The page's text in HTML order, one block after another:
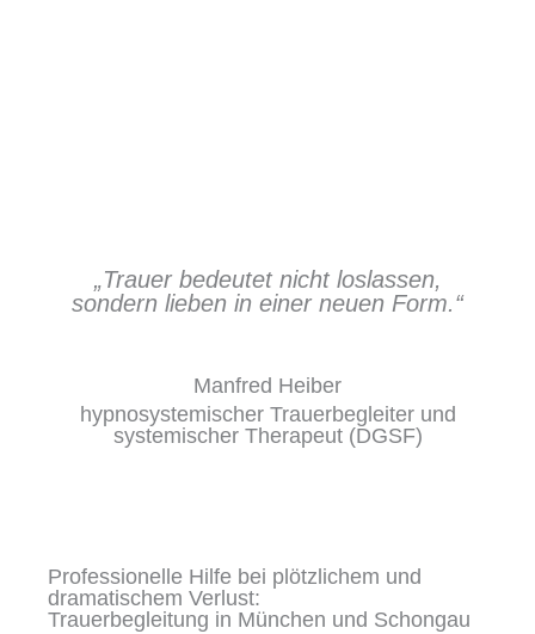
„Trauer bedeutet nicht loslassen,
sondern lieben in einer neuen Form.“
Manfred Heiber
hypnosystemischer Trauerbegleiter und
systemischer Therapeut (DGSF)
Professionelle Hilfe bei plötzlichem und
dramatischem Verlust:
Trauerbegleitung in München und Schongau